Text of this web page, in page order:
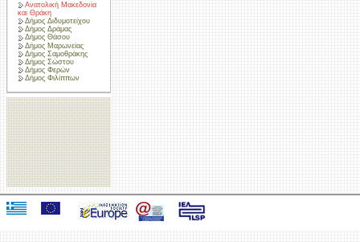
Ανατολική Μακεδονία
και Θράκη
Δήμος Διδυμοτείχου
Δήμος Δράμας
Δήμος Θάσου
Δήμος Μαρωνείας
Δήμος Σαμοθράκης
Δήμος Σώστου
Δήμος Φερών
Δήμος Φιλίππων